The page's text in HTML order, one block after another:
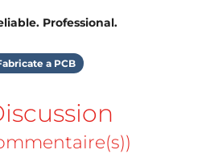
Professional.
a PCB